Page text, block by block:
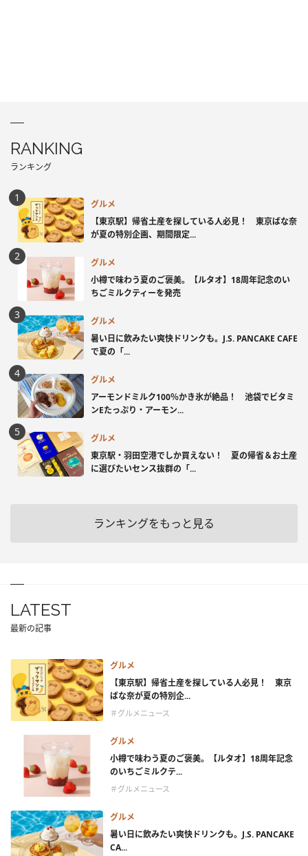
RANKING
ランキング
グルメ
【東京駅】帰省土産を探している人必見！ 東京ばな奈
が夏の特別企画、期間限定...
グルメ
小樽で味わう夏のご褒美。【ルタオ】18周年記念のい
ちごミルクティーを発売
グルメ
暑い日に飲みたい爽快ドリンクも。J.S. PANCAKE CAFE
で夏の「...
グルメ
アーモンドミルク100％かき氷が絶品！ 池袋でビタミ
ンEたっぷり・アーモン...
グルメ
東京駅・羽田空港でしか買えない！ 夏の帰省＆お土産
に選びたいセンス抜群の「...
ランキングをもっと見る
LATEST
最新の記事
グルメ
【東京駅】帰省土産を探している人必見！ 東京
ばな奈が夏の特別企...
＃グルメニュース
グルメ
小樽で味わう夏のご褒美。【ルタオ】18周年記念
のいちごミルクテ...
＃グルメニュース
グルメ
暑い日に飲みたい爽快ドリンクも。J.S. PANCAKE
CA...